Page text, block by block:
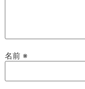
名前 ※